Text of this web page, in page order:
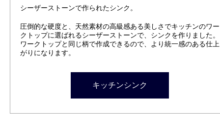
シーザーストーンで作られたシンク。
圧倒的な硬度と、天然素材の高級感ある美しさでキッチンのワー
クトップに選ばれるシーザーストーンで、シンクを作りました。
ワークトップと同じ柄で作成できるので、より統一感のある仕上
がりになります。
キッチンシンク